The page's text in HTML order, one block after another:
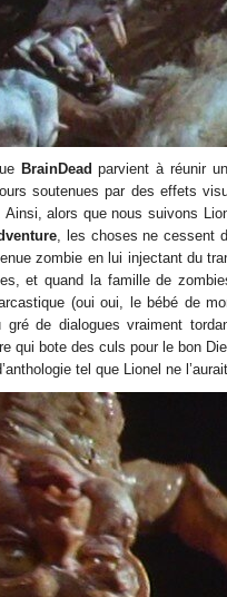
BrainDead parvient à réunir
soutenues par des effets
alors que nous suivons
, les choses ne cessent
zombie en lui injectant du
et quand la famille de
(oui oui, le bébé de
de dialogues vraiment
qui bote des culs pour le bon
tel que Lionel ne